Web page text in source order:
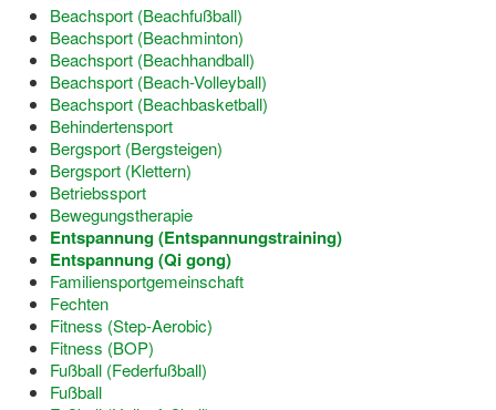
Dortmund lernt Schwimmen
Mädchen in Mannschaftssportarten
Bewegungszwerge
Bewegungskindergarten
Mini-Sportabzeichen
Sportgutschein 4.0
SportartCheck
Sport im Ganztag
Sport vor Ort
Beachsport (Beachfußball)
Beachsport (Beachminton)
Beachsport (Beachhandball)
Beachsport (Beach-Volleyball)
Beachsport (Beachbasketball)
Behindertensport
Bergsport (Bergsteigen)
Bergsport (Klettern)
Betriebssport
Bewegungstherapie
Entspannung (Entspannungstraining)
Entspannung (Qi gong)
Familiensportgemeinschaft
Fechten
Fitness (Step-Aerobic)
Fitness (BOP)
Fußball (Federfußball)
Fußball